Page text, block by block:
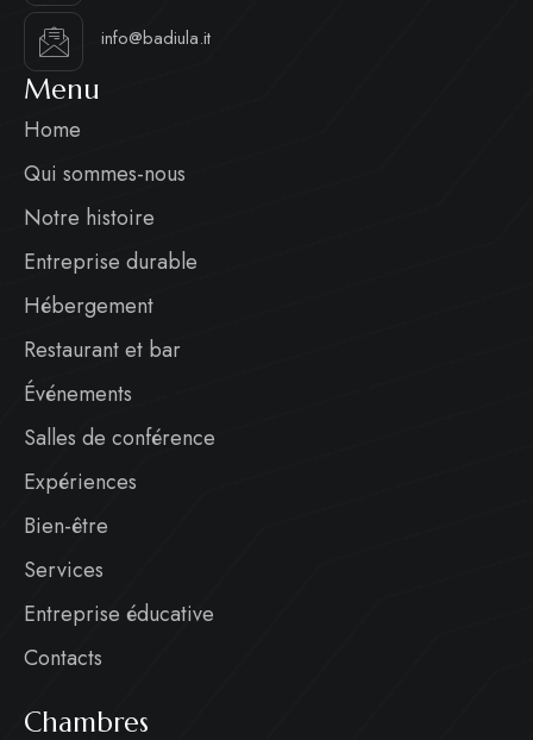
info@badiula.it
Menu
Home
Qui sommes-nous
Notre histoire
Entreprise durable
Hébergement
Restaurant et bar
Événements
Salles de conférence
Expériences
Bien-être
Services
Entreprise éducative
Contacts
Chambres